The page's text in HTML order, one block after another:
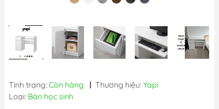
Tình trạng: Còn hàng | Thương hiệu: Yapi
Loại: Bàn học sinh